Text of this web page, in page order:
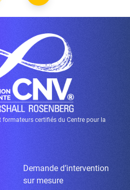
certifiés du Centre pour la
Demande d’intervention
sur mesure